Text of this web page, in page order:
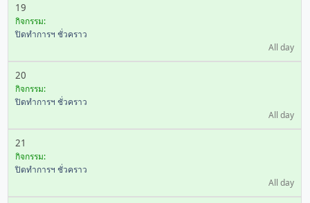
19
กิจกรรม:
ปิดทำการฯ ชั่วคราว
All day
20
กิจกรรม:
ปิดทำการฯ ชั่วคราว
All day
21
กิจกรรม:
ปิดทำการฯ ชั่วคราว
All day